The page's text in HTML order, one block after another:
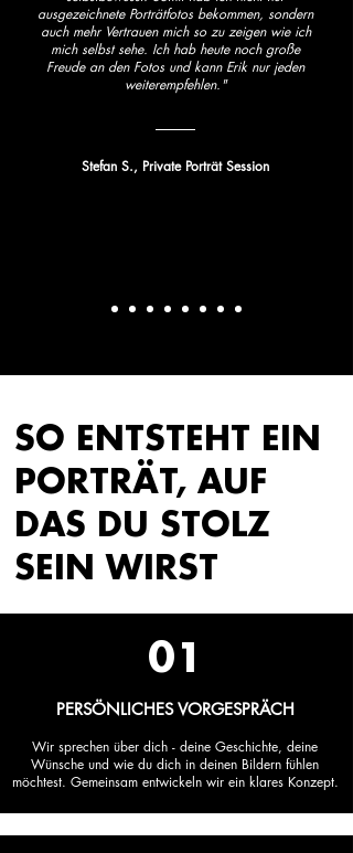
ausgezeichnete Porträtfotos bekommen, sondern
auch mehr Vertrauen mich so zu zeigen wie ich
mich selbst sehe. Ich hab heute noch große
Freude an den Fotos und kann Erik nur jeden
weiterempfehlen."
Stefan S., Private Porträt Session
SO ENTSTEHT EIN
PORTRÄT, AUF
DAS DU STOLZ
SEIN WIRST
01
PERSÖNLICHES VORGESPRÄCH
Wir sprechen über dich - deine Geschichte, deine
Wünsche und wie du dich in deinen Bildern fühlen
möchtest. Gemeinsam entwickeln wir ein klares Konzept.